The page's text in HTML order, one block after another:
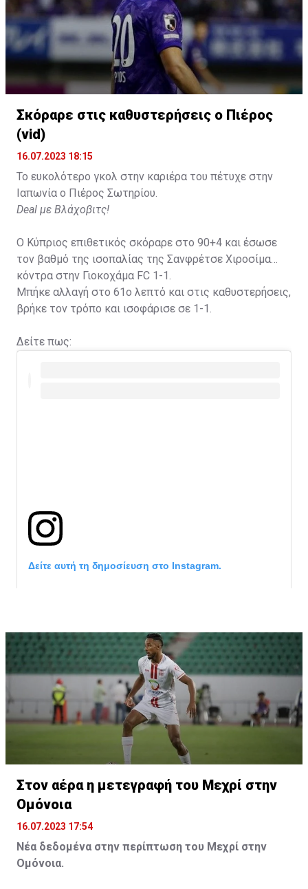
Σκόραρε στις καθυστερήσεις ο Πιέρος
(vid)
16.07.2023 18:15
Το ευκολότερο γκολ στην καριέρα του πέτυχε στην
Ιαπωνία ο Πιέρος Σωτηρίου.
Deal με Βλάχοβιτς!
Ο Κύπριος επιθετικός σκόραρε στο 90+4 και έσωσε
τον βαθμό της ισοπαλίας της Σανφρέτσε Χιροσίμα
κόντρα στην Γιοκοχάμα FC 1-1.
Μπήκε αλλαγή στο 61ο λεπτό και στις καθυστερήσεις,
βρήκε τον τρόπο και ισοφάρισε σε 1-1.
Δείτε πως:
Δείτε αυτή τη δημοσίευση στο Instagram.
Στον αέρα η μετεγραφή του Μεχρί στην
Ομόνοια
16.07.2023 17:54
Νέα δεδομένα στην περίπτωση του Μεχρί στην
Ομόνοια.